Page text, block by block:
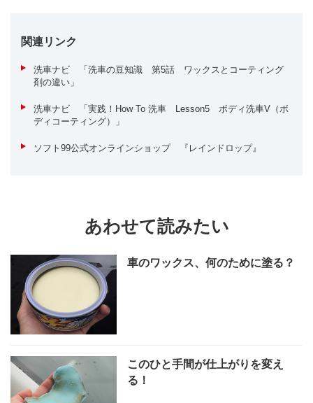
関連リンク
洗車ナビ 「洗車の豆知識 第5話 ワックスとコーティング
剤の違い」
洗車ナビ 「実践！How To 洗車 Lesson5 ボディ洗車V（ボ
ディコーティング）」
ソフト99公式オンラインショップ 『レインドロップ』
あわせて読みたい
車のワックス、何のために塗る？
このひと手間が仕上がりを変え
る！